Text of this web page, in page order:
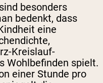
besonders
bedenkt, dass
eine
Kreislauf-
Wohlbefinden spielt.
einer Stunde pro